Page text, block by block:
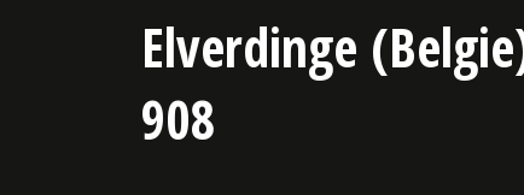
Elverdinge
908